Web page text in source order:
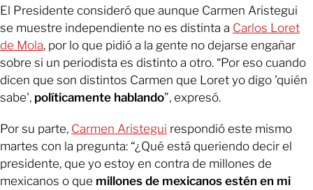
El Presidente consideró que aunque Carmen Aristegui
se muestre independiente no es distinta a Carlos Loret
de Mola, por lo que pidió a la gente no dejarse engañar
sobre si un periodista es distinto a otro. “Por eso cuando
dicen que son distintos Carmen que Loret yo digo 'quién
sabe', políticamente hablando”, expresó.
Por su parte, Carmen Aristegui respondió este mismo
martes con la pregunta: “¿Qué está queriendo decir el
presidente, que yo estoy en contra de millones de
mexicanos o que millones de mexicanos estén en mi